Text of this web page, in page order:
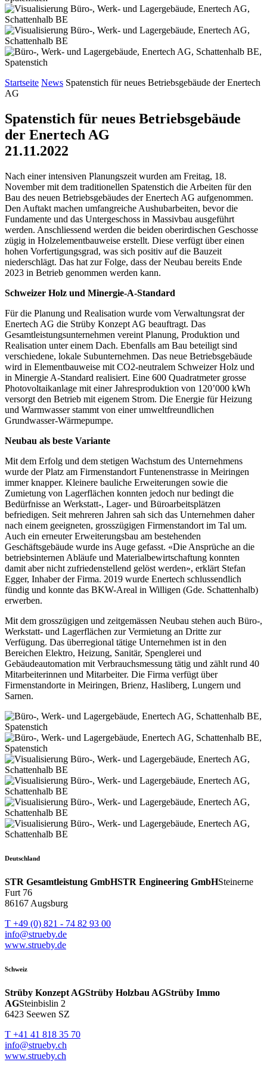
Startseite News Spatenstich für neues Betriebsgebäude der Enertech
AG
Spatenstich für neues Betriebsgebäude
der Enertech AG
21.11.2022
Nach einer intensiven Planungszeit wurden am Freitag, 18.
November mit dem traditionellen Spatenstich die Arbeiten für den
Bau des neuen Betriebsgebäudes der Enertech AG aufgenommen.
Den Auftakt machen umfangreiche Aushubarbeiten, bevor die
Fundamente und das Untergeschoss in Massivbau ausgeführt
werden. Anschliessend werden die beiden oberirdischen Geschosse
zügig in Holzelementbauweise erstellt. Diese verfügt über einen
hohen Vorfertigungsgrad, was sich positiv auf die Bauzeit
niederschlägt. Das hat zur Folge, dass der Neubau bereits Ende
2023 in Betrieb genommen werden kann.
Schweizer Holz und Minergie-A-Standard
Für die Planung und Realisation wurde vom Verwaltungsrat der
Enertech AG die Strüby Konzept AG beauftragt. Das
Gesamtleistungsunternehmen vereint Planung, Produktion und
Realisation unter einem Dach. Ebenfalls am Bau beteiligt sind
verschiedene, lokale Subunternehmen. Das neue Betriebsgebäude
wird in Elementbauweise mit CO2-neutralem Schweizer Holz und
in Minergie A-Standard realisiert. Eine 600 Quadratmeter grosse
Photovoltaikanlage mit einer Jahresproduktion von 120’000 kWh
versorgt den Betrieb mit eigenem Strom. Die Energie für Heizung
und Warmwasser stammt von einer umweltfreundlichen
Grundwasser-Wärmepumpe.
Neubau als beste Variante
Mit dem Erfolg und dem stetigen Wachstum des Unternehmens
wurde der Platz am Firmenstandort Funtenenstrasse in Meiringen
immer knapper. Kleinere bauliche Erweiterungen sowie die
Zumietung von Lagerflächen konnten jedoch nur bedingt die
Bedürfnisse an Werkstatt-, Lager- und Büroarbeitsplätzen
befriedigen. Seit mehreren Jahren sah sich das Unternehmen daher
nach einem geeigneten, grosszügigen Firmenstandort im Tal um.
Auch ein erneuter Erweiterungsbau am bestehenden
Geschäftsgebäude wurde ins Auge gefasst. «Die Ansprüche an die
betriebsinternen Abläufe und Materialbewirtschaftung konnten
damit aber nicht zufriedenstellend gelöst werden», erklärt Stefan
Egger, Inhaber der Firma. 2019 wurde Enertech schlussendlich
fündig und konnte das BKW-Areal in Willigen (Gde. Schattenhalb)
erwerben.
Mit dem grosszügigen und zeitgemässen Neubau stehen auch Büro-,
Werkstatt- und Lagerflächen zur Vermietung an Dritte zur
Verfügung. Das überregional tätige Unternehmen ist in den
Bereichen Elektro, Heizung, Sanitär, Spenglerei und
Gebäudeautomation mit Verbrauchsmessung tätig und zählt rund 40
Mitarbeiterinnen und Mitarbeiter. Die Firma verfügt über
Firmenstandorte in Meiringen, Brienz, Hasliberg, Lungern und
Sarnen.
Deutschland
STR Gesamtleistung GmbHSTR Engineering GmbHSteinerne
Furt 76
86167 Augsburg
T +49 (0) 821 - 74 82 93 00
info@strueby.de
www.strueby.de
Schweiz
Strüby Konzept AGStrüby Holzbau AGStrüby Immo
AGSteinbislin 2
6423 Seewen SZ
T +41 41 818 35 70
info@strueby.ch
www.strueby.ch